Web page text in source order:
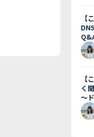
【
【
く
〜